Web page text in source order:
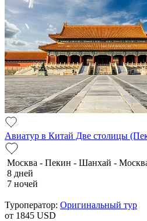
Авиатур в Китай Две столицы
Москва - Пекин - Шанхай -
8 дней
7 ночей
Туроператор: Оригинальный тур
от 1845 USD